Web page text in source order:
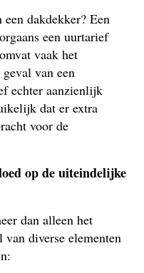
dakdekker? Een
een uurtarief
vaak het
van een
echter aanzienlijk
dat er extra
voor de
op de uiteindelijke
dan alleen het
diverse elementen